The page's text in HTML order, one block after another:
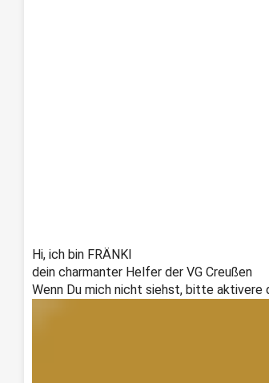
Hi, ich bin FRÄNKI
dein charmanter Helfer der VG Creußen
Wenn Du mich nicht siehst, bitte aktivere